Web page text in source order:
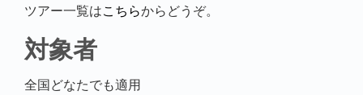
ツアー一覧はこちらからどうぞ。
対象者
全国どなたでも適用